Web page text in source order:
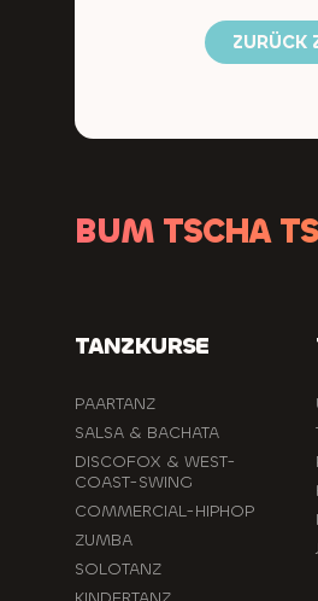
ZURÜCK
BUM TSCHA
TANZKURSE
PAARTANZ
SALSA & BACHATA
DISCOFOX & WEST-
COAST-SWING
COMMERCIAL-HIPHOP
ZUMBA
SOLOTANZ